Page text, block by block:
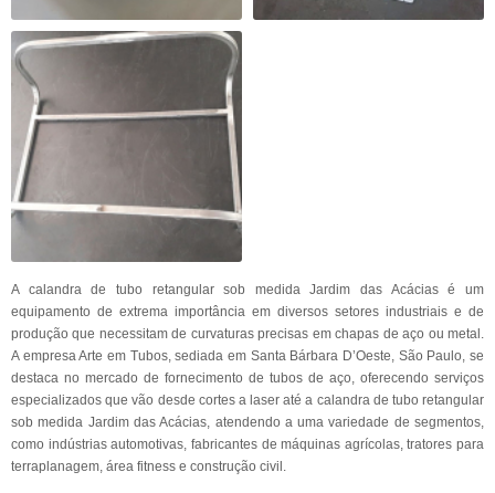
A calandra de tubo retangular sob medida Jardim das Acácias é um
equipamento de extrema importância em diversos setores industriais e de
produção que necessitam de curvaturas precisas em chapas de aço ou metal.
A empresa Arte em Tubos, sediada em Santa Bárbara D’Oeste, São Paulo, se
destaca no mercado de fornecimento de tubos de aço, oferecendo serviços
especializados que vão desde cortes a laser até a calandra de tubo retangular
sob medida Jardim das Acácias, atendendo a uma variedade de segmentos,
como indústrias automotivas, fabricantes de máquinas agrícolas, tratores para
terraplanagem, área fitness e construção civil.